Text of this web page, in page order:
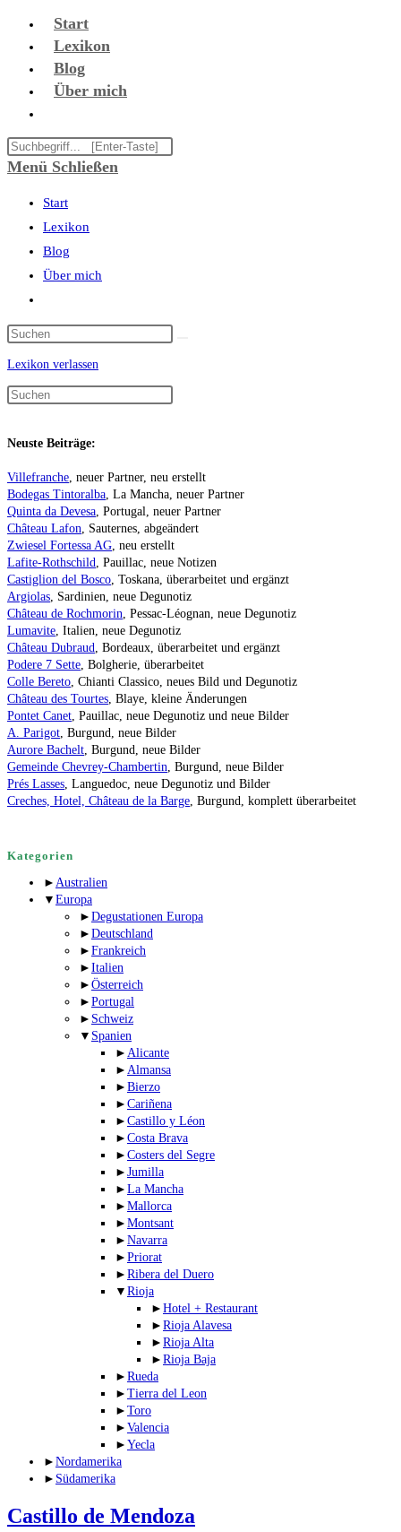
Zum
Start
Lexikon
Blog
Über mich
Suche
umschalten
Diese
Website
Menü Schließen
Start
Lexikon
Blog
Über mich
Suche
umschalten
Lexikon verlassen
Neuste Beiträge:
Villefranche, neuer Partner, neu erstellt
Bodegas Tintoralba, La Mancha, neuer Partner
Quinta da Devesa, Portugal, neuer Partner
Château Lafon, Sauternes, abgeändert
Zwiesel Fortessa AG, neu erstellt
Lafite-Rothschild, Pauillac, neue Notizen
Castiglion del Bosco, Toskana, überarbeitet und ergänzt
Argiolas, Sardinien, neue Degunotiz
Château de Rochmorin, Pessac-Léognan, neue Degunotiz
Lumavite, Italien, neue Degunotiz
Château Dubraud, Bordeaux, überarbeitet und ergänzt
Podere 7 Sette, Bolgherie, überarbeitet
Colle Bereto, Chianti Classico, neues Bild und Degunotiz
Château des Tourtes, Blaye, kleine Änderungen
Pontet Canet, Pauillac, neue Degunotiz und neue Bilder
A. Parigot, Burgund, neue Bilder
Aurore Bachelt, Burgund, neue Bilder
Gemeinde Chevrey-Chambertin, Burgund, neue Bilder
Prés Lasses, Languedoc, neue Degunotiz und Bilder
Creches, Hotel, Château de la Barge, Burgund, komplett überarbeitet
Kategorien
► Australien
▼ Europa
► Degustationen Europa
► Deutschland
► Frankreich
► Italien
► Österreich
► Portugal
► Schweiz
▼ Spanien
► Alicante
► Almansa
► Bierzo
► Cariñena
► Castillo y Léon
► Costa Brava
► Costers del Segre
► Jumilla
► La Mancha
► Mallorca
► Montsant
► Navarra
► Priorat
► Ribera del Duero
▼ Rioja
► Hotel + Restaurant
► Rioja Alavesa
► Rioja Alta
► Rioja Baja
► Rueda
► Tierra del Leon
► Toro
► Valencia
► Yecla
► Nordamerika
► Südamerika
Castillo de Mendoza